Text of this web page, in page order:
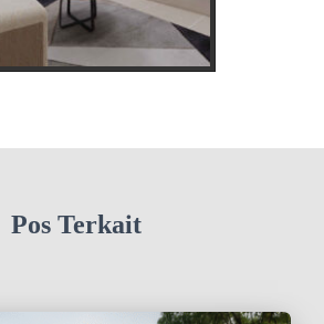
Pos Terkait